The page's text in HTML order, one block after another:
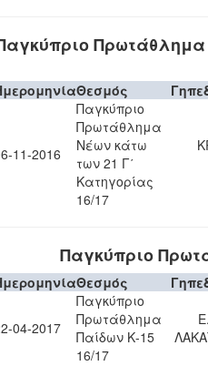
Πρωτάθλημα
Θεσμός
11-2016
Παγκύπριο
Πρωτάθλημα
Νέων κάτω
των 21 Γ΄
Κατηγορίας
16/17
Παγκύπριο
Θεσμός
04-2017
Παγκύπριο
Πρωτάθλημα
Παίδων Κ-15
16/17